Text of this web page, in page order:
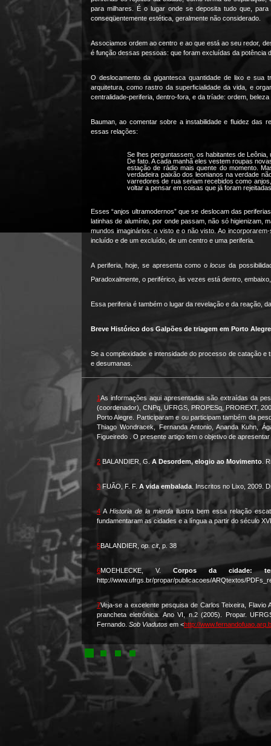
para milhares. É o lugar onde se deposita tudo que,
conseqüentemente estética, geralmente não considerado.
Associamos ordem ao centro e ao que está ao seu redor,
é função dessas pessoas: que foram excluídas da potência
O deslocamento da gigantesca quantidade de lixo e sua
arquitetura, como rastro da superficialidade da vida, e
centralidade-periferia, dentro-fora, e da tríade: ordem, beleza
Bauman, ao comentar sobre a instabilidade e fluidez das
essas relações:
Se lhes perguntassem, os habitantes de
De fato. A cada manhã eles vestem roupas
estação de rádio mais quente do momento.
verdadeira paixão dos leonianos na verdade
varredores de rua seriam recebidos como
voltar a pensar em coisas que já foram
Esses “anjos ultramodernos” que se deslocam das
latinhas de alumínio, por onde passam, não só higienizam,
mundos imaginários: o visto e o não visto. Ao
incluído e de um excluído, de um centro e uma periferia.
A periferia, hoje, se apresenta como olocus da
Paradoxalmente, o periférico, às vezes está dentro,
Essa periferia é também o lugar da revelação e da reação,
Breve Histórico dos Galpões de triagem em Porto Alegre
Se a complexidade e intensidade do processo de catação
e desumanas.
1As informações aqui apresentadas são extraídas da
(coordenador), CNPq, UFRGS, PROPESq, PROREXT,
Porto Alegre. Participaram e ou participam também da
Thiago Wondracek, Fernanda Antonio, Ananda Kuhn,
Figueiredo . O presente artigo tem o objetivo de
2 BALANDIER, G. A Desordem, elogio ao Movimento .
3 FUÃO, F. F. A vida embalada . Inscritos no Lixo, 2009.
4 AHistoria de la mierdailustra bem essa relação
fundamentaram as cidades e a língua a partir do século
5BALANDIER, op. cit, p. 38
6MOEHLECKE, V. Corpos da cidade:
http://www.ufrgs.br/propar/publicacoes/ARQtextos/
7Veja-se a excelente pesquisa de Carlos Teixeira, Flavio
prancheta eletrônica. Ano VI, n.2 (2005). Propar.
Fernando. Sob Viadutos em <http://